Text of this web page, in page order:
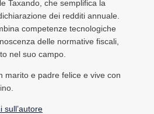
Taxando, che semplifica la
dei redditi annuale.
competenze tecnologiche
delle normative fiscali,
nel suo campo.
marito e padre felice e vive con
sull’autore